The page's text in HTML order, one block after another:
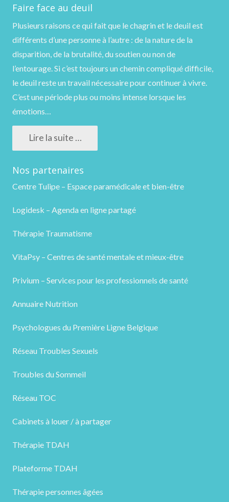
Faire face au deuil
Plusieurs raisons ce qui fait que le chagrin et le deuil est
différents d’une personne à l’autre : de la nature de la
disparition, de la brutalité, du soutien ou non de
l’entourage. Si c’est toujours un chemin compliqué difficile,
le deuil reste un travail nécessaire pour continuer à vivre.
C’est une période plus ou moins intense lorsque les
émotions…
Lire la suite …
Nos partenaires
Centre Tulipe – Espace paramédicale et bien-être
Logidesk – Agenda en ligne partagé
Thérapie Traumatisme
VitaPsy – Centres de santé mentale et mieux-être
Privium – Services pour les professionnels de santé
Annuaire Nutrition
Psychologues du Première Ligne Belgique
Réseau Troubles Sexuels
Troubles du Sommeil
Réseau TOC
Cabinets à louer / à partager
Thérapie TDAH
Plateforme TDAH
Thérapie personnes âgées